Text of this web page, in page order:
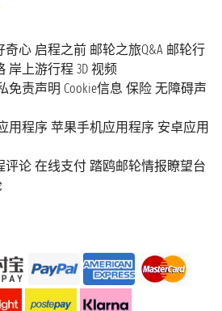
奇心 启程之前 邮轮之旅Q&A 邮轮行
岸上游行程 3D 视频
免责声明 Cookie信息 保险 无障碍声
用程序 苹果手机应用程序 安卓应用
评论 在线支付 踏鸥邮轮情报瞭望台